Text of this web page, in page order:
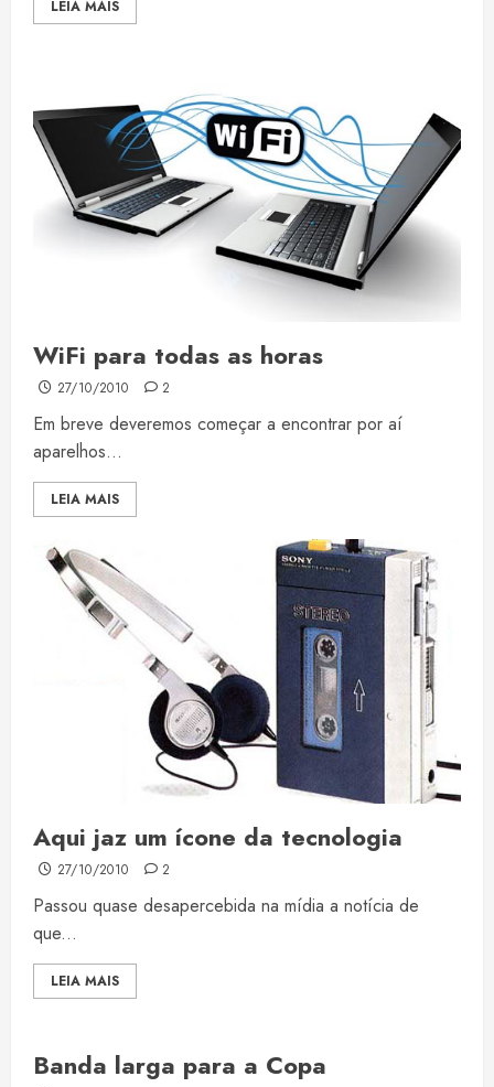
LEIA MAIS
WiFi para todas as horas
27/10/2010 2
Em breve deveremos começar a encontrar por aí
aparelhos...
LEIA MAIS
Aqui jaz um ícone da tecnologia
27/10/2010 2
Passou quase desapercebida na mídia a notícia de
que...
LEIA MAIS
Banda larga para a Copa